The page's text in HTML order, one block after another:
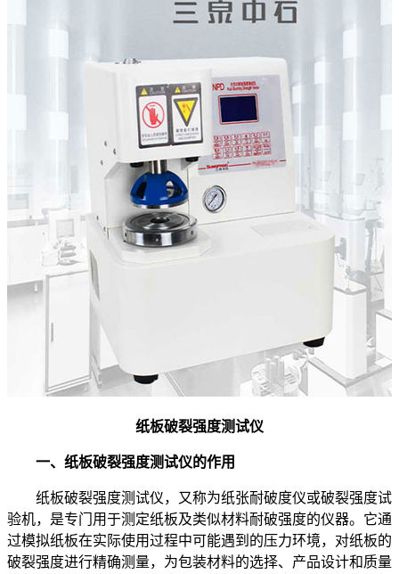
纸板破裂强度测试仪
一、纸板破裂强度测试仪的作用
纸板破裂强度测试仪，又称为纸张耐破度仪或破裂强度试
验机，是专门用于测定纸板及类似材料耐破强度的仪器。它通
过模拟纸板在实际使用过程中可能遇到的压力环境，对纸板的
破裂强度进行精确测量，为包装材料的选择、产品设计和质量